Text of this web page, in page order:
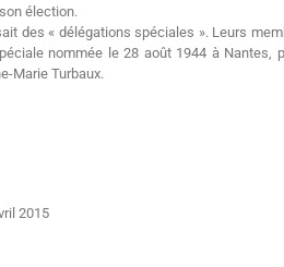
élection.
des « délégations spéciales ». Leurs
nommée le 28 août 1944 à Nantes,
Marie Turbaux.
2015